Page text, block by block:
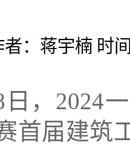
者：蒋宇楠 时
日，2024
首届建筑